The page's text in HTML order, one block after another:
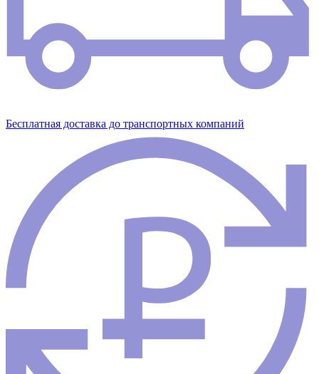
Бесплатная доставка до транспортных компаний